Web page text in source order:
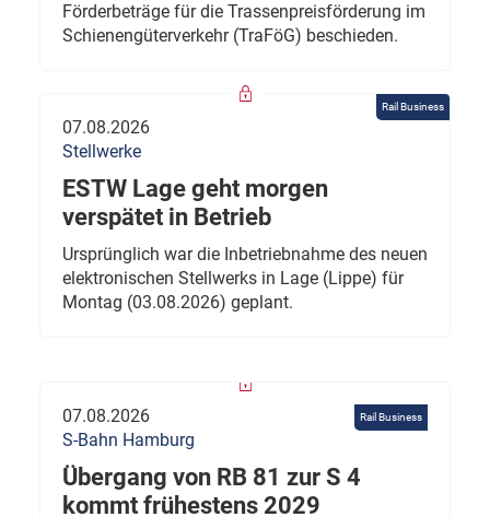
Förderbeträge für die Trassenpreisförderung im
Schienengüterverkehr (TraFöG) beschieden.
Rail Business
07.08.2026
Stellwerke
ESTW Lage geht morgen
verspätet in Betrieb
Ursprünglich war die Inbetriebnahme des neuen
elektronischen Stellwerks in Lage (Lippe) für
Montag (03.08.2026) geplant.
Rail Business
07.08.2026
S-Bahn Hamburg
Übergang von RB 81 zur S 4
kommt frühestens 2029